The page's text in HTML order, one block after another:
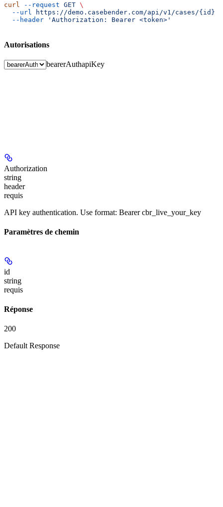
curl --request GET \
  --url
https://demo.casebender.com/api/v1/cases/{id}
  --header
'Authorization: Bearer <token>'
Autorisations
bearerAuthapiKey
Authorization
string
header
requis
API key authentication. Use format: Bearer cbr_live_your_key
Paramètres de chemin
id
string
requis
Réponse
200
Default Response